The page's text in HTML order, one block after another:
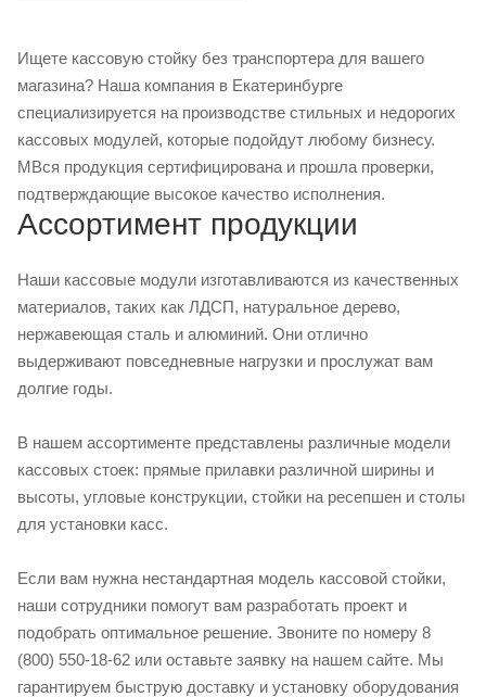
Ищете кассовую стойку без транспортера для вашего
магазина? Наша компания в Екатеринбурге
специализируется на производстве стильных и недорогих
кассовых модулей, которые подойдут любому бизнесу.
МВся продукция сертифицирована и прошла проверки,
подтверждающие высокое качество исполнения.
Ассортимент продукции
Наши кассовые модули изготавливаются из качественных
материалов, таких как ЛДСП, натуральное дерево,
нержавеющая сталь и алюминий. Они отлично
выдерживают повседневные нагрузки и прослужат вам
долгие годы.
В нашем ассортименте представлены различные модели
кассовых стоек: прямые прилавки различной ширины и
высоты, угловые конструкции, стойки на ресепшен и столы
для установки касс.
Если вам нужна нестандартная модель кассовой стойки,
наши сотрудники помогут вам разработать проект и
подобрать оптимальное решение. Звоните по номеру 8
(800) 550-18-62 или оставьте заявку на нашем сайте. Мы
гарантируем быструю доставку и установку оборудования